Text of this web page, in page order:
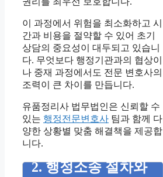
이 과정에서 위험을 최소화하고 시
간과 비용을 절약할 수 있어 초기
상담의 중요성이 대두되고 있습니
다. 무엇보다 행정기관과의 협상이
나 중재 과정에서도 전문 변호사의
조력이 큰 차이를 만듭니다.
유품정리사 법무법인은 신뢰할 수
있는 행정전문변호사 팀과 함께 다
양한 상황별 맞춤 해결책을 제공합
니다.
2. 행정소송 절차와